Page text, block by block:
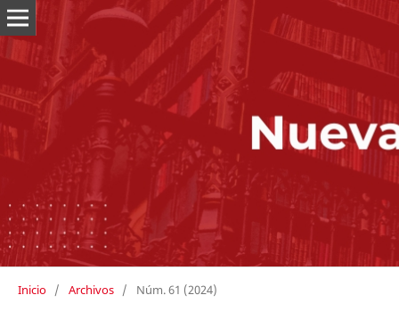
Inicio / Archivos / Núm. 61 (2024)